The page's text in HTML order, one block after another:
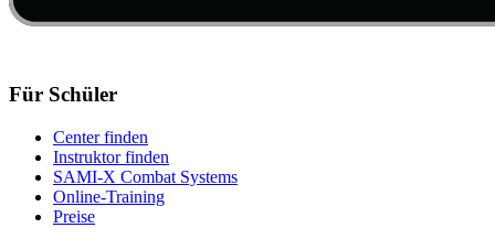
Für Schüler
Center finden
Instruktor finden
SAMI-X Combat Systems
Online-Training
Preise